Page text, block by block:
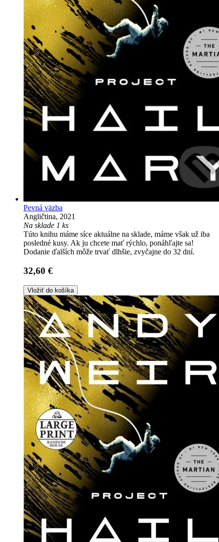
Pevná väzba
Angličtina, 2021
Na sklade 1 ks
Túto knihu máme síce aktuálne na sklade, máme však už iba
posledné kusy. Ak ju chcete mať rýchlo, ponáhľajte sa!
Dodanie ďalších môže trvať dlhšie, zvyčajne do 32 dní.
32,60 €
Vložiť do košíka